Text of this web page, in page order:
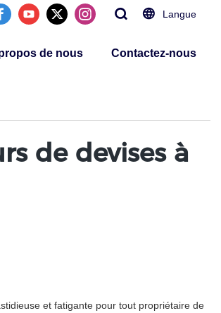
Langue
de nous Contactez-nous
de devises à
et fatigante pour tout propriétaire de